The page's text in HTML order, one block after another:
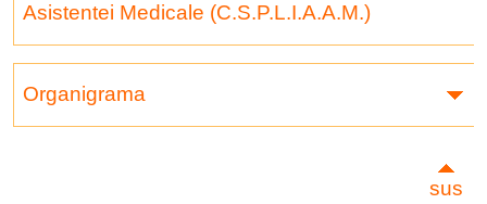
Asistentei Medicale (C.S.P.L.I.A.A.M.)
Organigrama
sus